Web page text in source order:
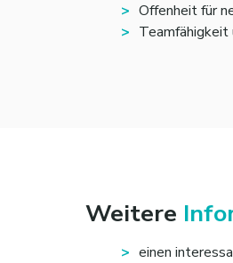
Offenheit für
Weitere
einen